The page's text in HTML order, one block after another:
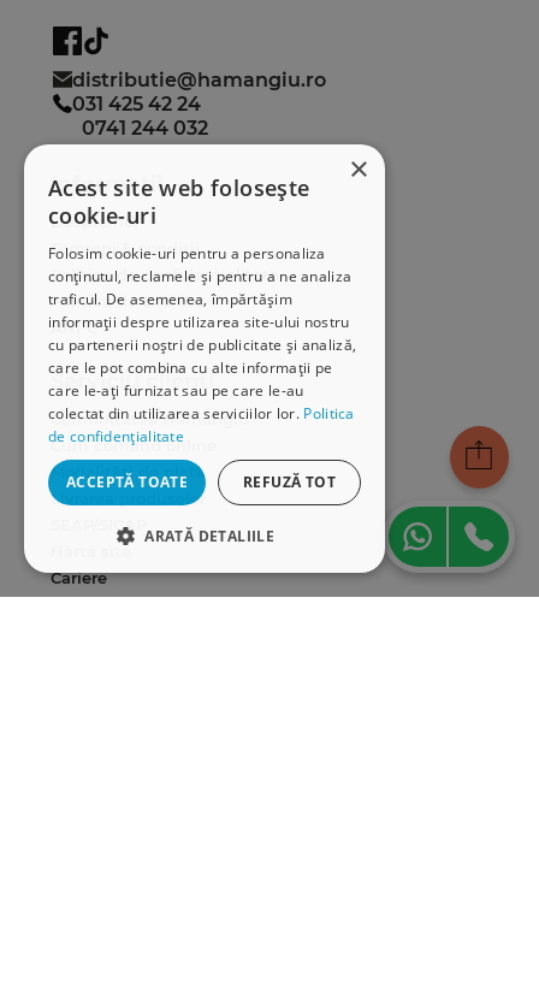
×
Acest site web folosește
cookie-uri
Folosim cookie-uri pentru a personaliza
conținutul, reclamele și pentru a ne analiza
traficul. De asemenea, împărtășim
informații despre utilizarea site-ului nostru
cu partenerii noștri de publicitate și analiză,
care le pot combina cu alte informații pe
care le-ați furnizat sau pe care le-au
colectat din utilizarea serviciilor lor. Politica
de confidențialitate
ACCEPTĂ TOATE REFUZĂ TOT
ARATĂ DETALIILE
STRICT NECESARE
distributie@hamangiu.ro
031 425 42 24
0741 244 032
Informații
Despre noi
Termeni & condiții
Politica de confidențialitate
Politica de cookies
ANPC
Serviciu clienți
Comunitatea Hamangiu
Cum comand online
Modalități de plată
Livrarea produselor
SEAP/SICAP
Hartă site
Cariere